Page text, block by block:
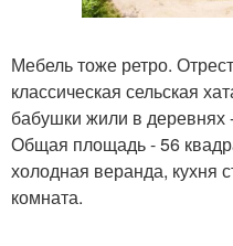
Мебель тоже ретро.
классическая сельская
бабушки жили в деревнях
Общая площадь - 56
холодная веранда, кухня
комната.